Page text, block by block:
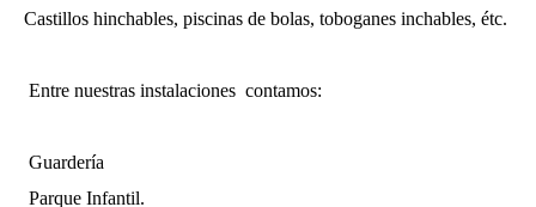
Castillos hinchables, piscinas de bolas, toboganes inchables, étc.
Entre nuestras instalaciones contamos:
Guardería
Parque Infantil.